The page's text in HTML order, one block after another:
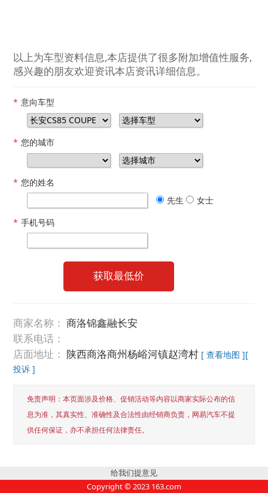
以上为车型资料信息,本店提供了很多附加增值性服务,
感兴趣的朋友欢迎资讯本店资讯详细信息。
* 意向车型
* 您的城市
* 您的姓名
先生
女士
* 手机号码
获取最低价
商家名称： 商洛锦鑫融长安
联系电话：
店面地址： 陕西商洛商州杨峪河镇赵湾村 [ 查看地图 ][
投诉 ]
免责声明：本页面涉及价格、促销活动等内容以商家实际公布的信
息为准，其真实性、准确性及合法性由经销商负责，网易汽车不提
供任何保证，亦不承担任何法律责任。
给我们提意见
Copyright ©2023 163.com